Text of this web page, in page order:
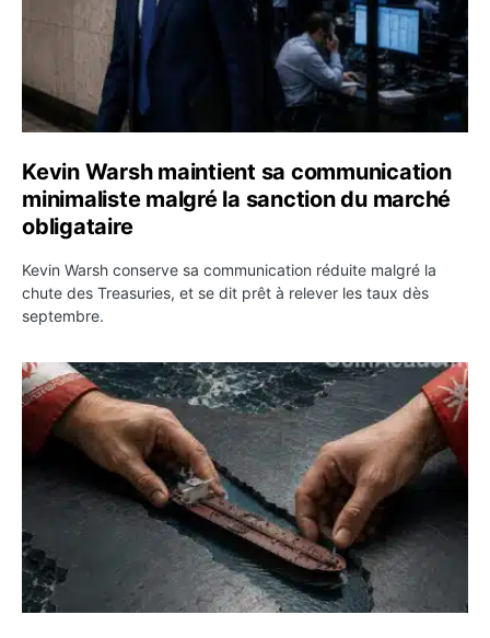
Kevin Warsh maintient sa communication
minimaliste malgré la sanction du marché
obligataire
Kevin Warsh conserve sa communication réduite malgré la
chute des Treasuries, et se dit prêt à relever les taux dès
septembre.
Ormuz : l’Iran annonce un accord avec Oman sur une